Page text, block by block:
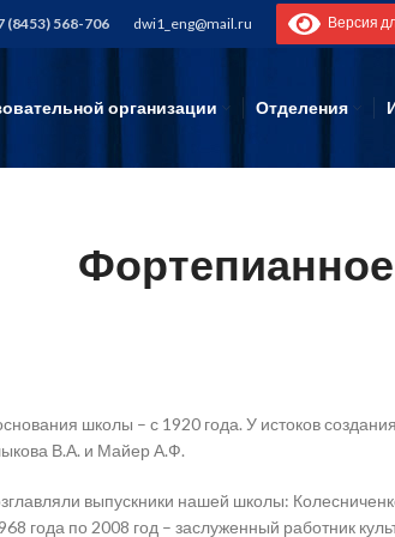
(8453) 568-706 dwi1_eng@mail.ru Версия
организации Отделения
школы – с 1920 года. У истоков
В.А. и Майер А.Ф.
выпускники нашей школы:
года по 2008 год – заслуженный работник